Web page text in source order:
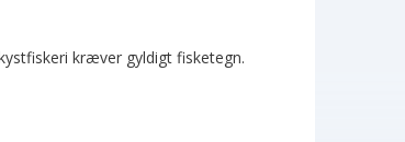
kræver gyldigt fisketegn.